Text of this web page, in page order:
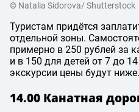
© Natalia Sidorova/ Shutterstock
Туристам придётся
отдельной зоны.
примерно в 250 рублей за
и в 150 для детей от 7 до
экскурсии цены будут ниже.
14.00 Канатная